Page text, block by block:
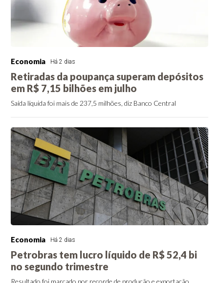
Economia Há 2 dias
Retiradas da poupança superam depósitos
em R$ 7,15 bilhões em julho
Saída líquida foi mais de 237,5 milhões, diz Banco Central
Economia Há 2 dias
Petrobras tem lucro líquido de R$ 52,4 bi
no segundo trimestre